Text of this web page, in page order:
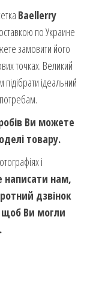
Baellerry
по Украине
замовити його
точках. Великий
ідеальний
Ви можете
товару.
і
написати нам,
дзвінок
щоб Ви могли